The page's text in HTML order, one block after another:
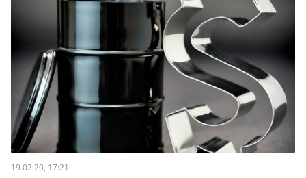
19.02.20, 17:21